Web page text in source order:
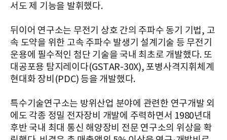
서도 제 기능을 발휘했다.
뒤이어 연구소는 무전기 상호 간의 주파수 동기 기법, 고
속 도약을 위한 고속 주파수 발생기 설계기술 등 무전기
운용에 필수적인 첨단 기술을 국내 최초로 개발했다. 또
대공포용 탐지레이다(GSTAR-30X), 포병사격지휘체계
현대화 장비(PDC) 등을 개발했다.
특수기술연구소는 방위산업 분야에 관련한 연구개발 외
에도 각종 정밀 전자장비 개발에 주력하면서 1980년대
후반 국내 최대 통신 해양장비 전문 연구소의 위상을 확